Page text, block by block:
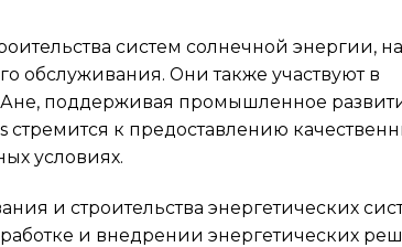
систем солнечной энергии,
обслуживания. Они также участвуют в
поддерживая промышленное
к предоставлению
условиях.
и строительства энергетических
и внедрении энергетических